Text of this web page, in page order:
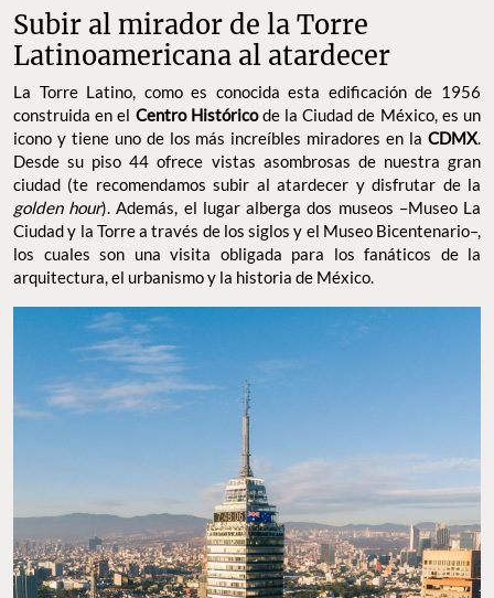
Subir al mirador de la Torre
Latinoamericana al atardecer
La Torre Latino, como es conocida esta edificación de 1956
construida en el Centro Históricode la Ciudad de México, es un
icono y tiene uno de los más increíbles miradores en la CDMX.
Desde su piso 44 ofrece vistas asombrosas de nuestra gran
ciudad (te recomendamos subir al atardecer y disfrutar de la
golden hour). Además, el lugar alberga dos museos –Museo La
Ciudad y la Torre a través de los siglos y el Museo Bicentenario–,
los cuales son una visita obligada para los fanáticos de la
arquitectura, el urbanismo y la historia de México.